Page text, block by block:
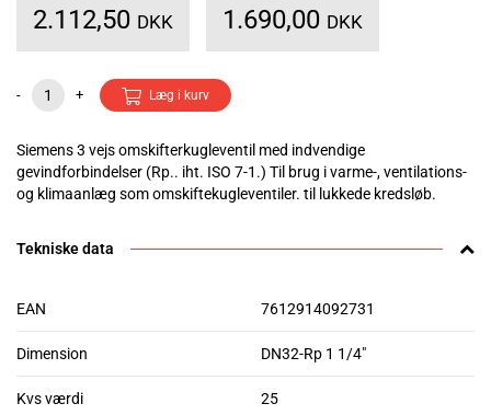
2.112,50 DKK 1.690,00 DKK
- + Læg i kurv
Siemens 3 vejs omskifterkugleventil med indvendige
gevindforbindelser (Rp.. iht. ISO 7-1.) Til brug i varme-, ventilations-
og klimaanlæg som omskiftekugleventiler. til lukkede kredsløb.
Tekniske data
EAN 7612914092731
Dimension DN32-Rp 1 1/4"
Kvs værdi 25